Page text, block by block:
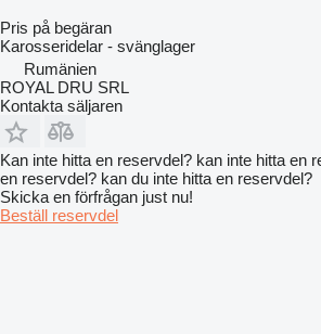
Pris på begäran
Karosseridelar - svänglager
Rumänien
ROYAL DRU SRL
Kontakta säljaren
Kan inte hitta en reservdel? kan inte hitta en
en reservdel? kan du inte hitta en reservdel?
Skicka en förfrågan just nu!
Beställ reservdel